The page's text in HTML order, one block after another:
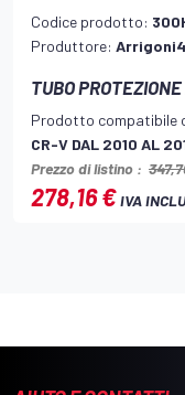
Codice prodotto:
Produttore:
TUBO
Prodotto compatibile
CR-V DAL 2010 AL
Prezzo di listino :
278,16 €IVA